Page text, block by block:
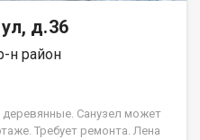
д.36
н район
Санузел может
Требует ремонта. Лена